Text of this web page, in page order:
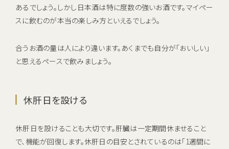
あるでしょう。しかし日本酒は特に度数の強いお酒です。マイペー
スに飲むのが本当の楽しみ方といえるでしょう。
合うお酒の量は人により違います。あくまでも自分が「おいしい」
と思えるペースで飲みましょう。
休肝日を設ける
休肝日を設けることも大切です。肝臓は一定期間休ませること
で、機能が回復します。休肝日の目安とされているのは「1週間に